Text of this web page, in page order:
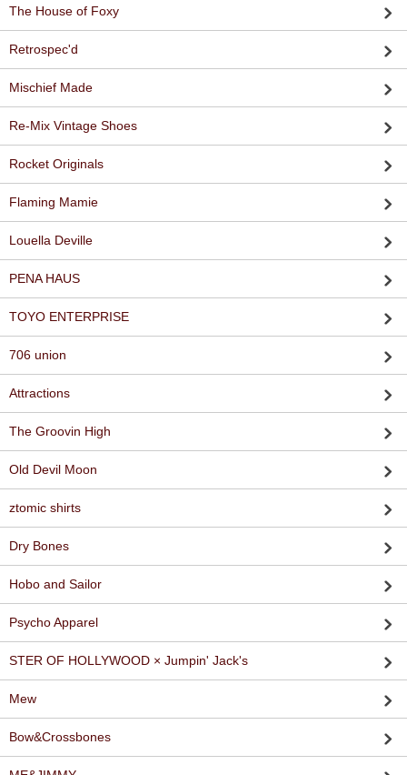
The House of Foxy
Retrospec'd
Mischief Made
Re-Mix Vintage Shoes
Rocket Originals
Flaming Mamie
Louella Deville
PENA HAUS
TOYO ENTERPRISE
706 union
Attractions
The Groovin High
Old Devil Moon
ztomic shirts
Dry Bones
Hobo and Sailor
Psycho Apparel
STER OF HOLLYWOOD × Jumpin' Jack's
Mew
Bow&Crossbones